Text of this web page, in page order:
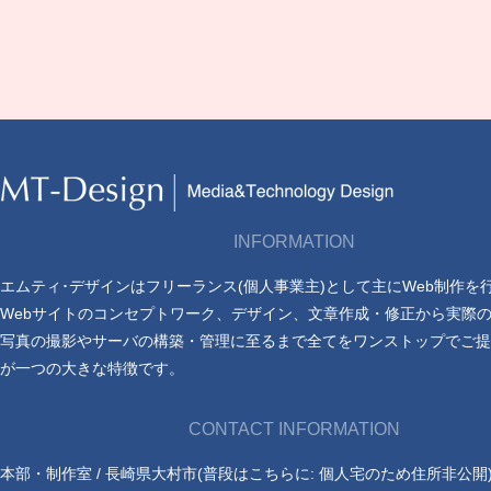
INFORMATION
エムティ･デザインはフリーランス(個人事業主)として主にWeb制作を
Webサイトのコンセプトワーク、デザイン、文章作成・修正から実際
写真の撮影やサーバの構築・管理に至るまで全てをワンストップでご
が一つの大きな特徴です。
CONTACT INFORMATION
本部・制作室 / 長崎県大村市(普段はこちらに: 個人宅のため住所非公開